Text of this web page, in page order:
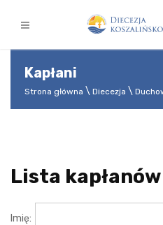
Kapłani
Strona główna Diecezja
Lista kapłanów
Imię: